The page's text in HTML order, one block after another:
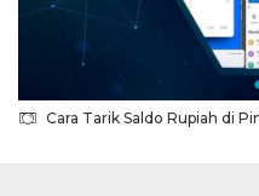
Cara Tarik Saldo Rupiah di